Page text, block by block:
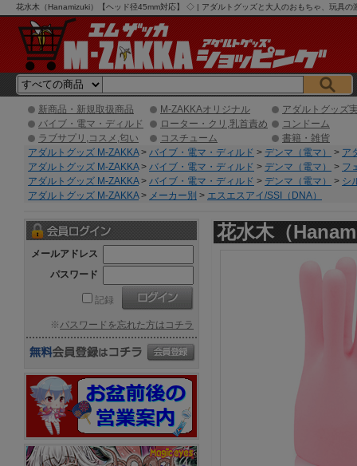
花水木（Hanamizuki）【ヘッド径45mm対応】 ◇ | アダルトグッズと大人のおもちゃ、玩具
新商品・新規取扱商品 M-ZAKKAオリジナル
アダルトグッズ
バイブ・電マ・ディルド
ローター・クリ,乳首責め
コンドーム
ラブサプリ,コスメ,匂い
コスチューム
書籍・雑貨
アダルトグッズ M-ZAKKA> バイブ・電マ・ディルド > デンマ（電マ） > ア
アダルトグッズ M-ZAKKA> バイブ・電マ・ディルド > デンマ（電マ） > フ
アダルトグッズ M-ZAKKA> バイブ・電マ・ディルド > デンマ（電マ） > シ
アダルトグッズ M-ZAKKA> メーカー別 > エスエスアイ/SSI（DNA）
花水木（
メールアドレス
パスワード
記録
※パスワードを忘れた方はコチラ